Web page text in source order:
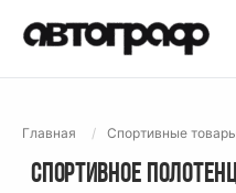
Главная Спортивные товары
СПОРТИВНОЕ